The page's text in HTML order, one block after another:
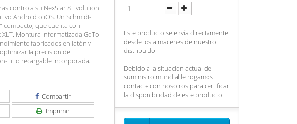
controla su NexStar 8 Evolution
Android o iOS. Un Schmidt-
compacto, que cuenta con
Montura informatizada GoTo
fabricados en latón y
la precisión de
Litio recargable incorporada.
Compartir
Imprimir
Este producto se envía directamente
desde los almacenes de nuestro
distribuidor
Debido a la situación actual de
suministro mundial le rogamos
contacte con nosotros para certificar
la disponibilidad de este producto.